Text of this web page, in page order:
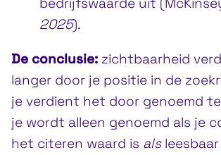
2025).
De conclusie: zichtbaarheid
langer door je positie in de
je verdient het door genoemd
je wordt alleen genoemd als je
het citeren waard is alsleesbaar